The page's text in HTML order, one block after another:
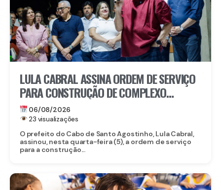
LULA CABRAL ASSINA ORDEM DE SERVIÇO
PARA CONSTRUÇÃO DE COMPLEXO
EDUCACIONAL EM SERRARIA
06/08/2026
23 visualizações
O prefeito do Cabo de Santo Agostinho, Lula Cabral,
assinou, nesta quarta-feira (5), a ordem de serviço
para a construção...